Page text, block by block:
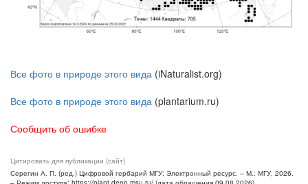
Все фото в природе этого вида (iNaturalist.org)
Все фото в природе этого вида (plantarium.ru)
Сообщить об ошибке
Цитировать для публикации (сайт)
Серегин А. П. (ред.) Цифровой гербарий МГУ: Электронный ресурс. – М.: МГУ, 2026.